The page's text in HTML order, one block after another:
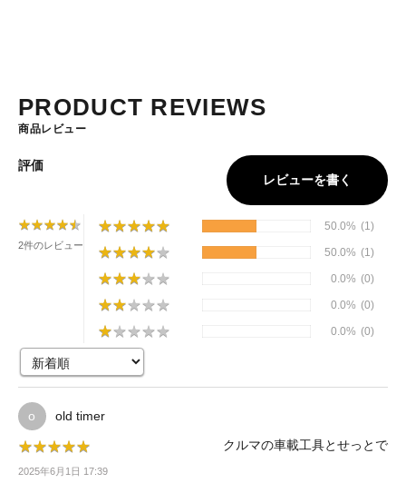
PRODUCT REVIEWS
商品レビュー
評価
レビューを書く
★★★★★
★★★★★
2件のレビュー
★★★★★
★★★★★ 50.0% (1)
★★★★★
★★★★★ 50.0% (1)
★★★★★
★★★★★ 0.0% (0)
★★★★★
★★★★★ 0.0% (0)
★★★★★
★★★★★ 0.0% (0)
o old timer
★★★★★
★★★★★ クルマの車載工具とせっとで
2025年6月1日 17:39